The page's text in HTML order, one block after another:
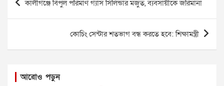
navigation
কালীগঞ্জে বিপুল পরিমাণ গ্যাস সিলিন্ডার মজুত, ব্যবসায়ীকে জরিমানা
কোচিং সেন্টার শতভাগ বন্ধ করতে হবে: শিক্ষামন্ত্রী
আরোও পড়ুন